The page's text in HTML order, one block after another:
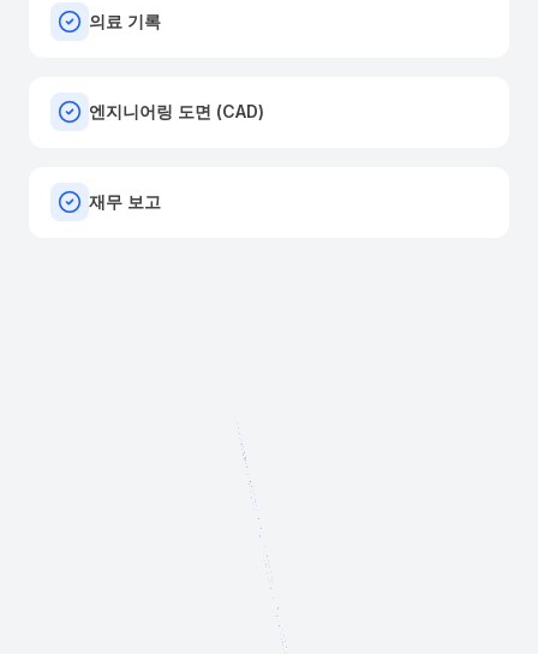
의료 기록
엔지니어링 도면 (CAD)
재무 보고